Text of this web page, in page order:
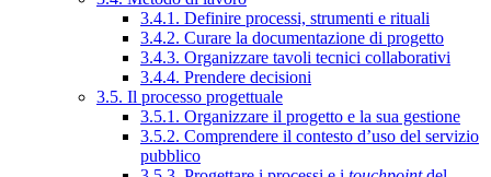
3.4.1. Definire processi, strumenti e rituali
3.4.2. Curare la documentazione di progetto
3.4.3. Organizzare tavoli tecnici collaborativi
3.4.4. Prendere decisioni
3.5. Il processo progettuale
3.5.1. Organizzare il progetto e la sua gestione
3.5.2. Comprendere il contesto d’uso del servizio
pubblico